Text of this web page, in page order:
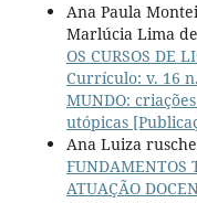
Ana Paula
Marlúcia Lima
OS CURSOS DE
Currículo: v. 16
MUNDO:
utópicas
Ana Luiza
FUNDAMENTOS
ATUAÇÃO